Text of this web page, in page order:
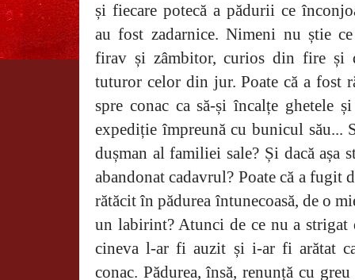
și fiecare potecă a pădurii ce
au fost zadarnice. Nimeni nu știe
firav și zâmbitor, curios din fire și
tuturor celor din jur. Poate că a fost
spre conac ca să-și încalțe ghetele
expediție împreună cu bunicul său...
dușman al familiei sale? Și dacă așa
abandonat cadavrul? Poate că a fugit
rătăcit în pădurea întunecoasă, de o
un labirint? Atunci de ce nu a strigat
cineva l-ar fi auzit și i-ar fi arătat
conac. Pădurea, însă, renunță cu